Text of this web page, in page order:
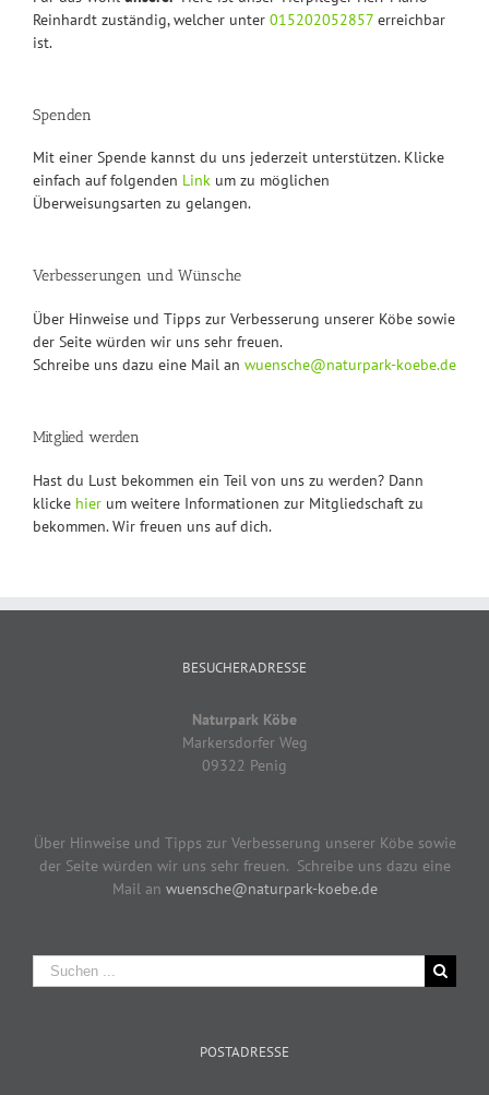
Reinhardt zuständig, welcher unter 015202052857 erreichbar
ist.
Spenden
Mit einer Spende kannst du uns jederzeit unterstützen. Klicke
einfach auf folgenden Link um zu möglichen
Überweisungsarten zu gelangen.
Verbesserungen und Wünsche
Über Hinweise und Tipps zur Verbesserung unserer Köbe sowie
der Seite würden wir uns sehr freuen.
Schreibe uns dazu eine Mail an wuensche@naturpark-koebe.de
Mitglied werden
Hast du Lust bekommen ein Teil von uns zu werden? Dann
klicke hier um weitere Informationen zur Mitgliedschaft zu
bekommen. Wir freuen uns auf dich.
BESUCHERADRESSE
Naturpark Köbe
Markersdorfer Weg
09322 Penig
Über Hinweise und Tipps zur Verbesserung unserer Köbe sowie
der Seite würden wir uns sehr freuen. Schreibe uns dazu eine
Mail an wuensche@naturpark-koebe.de
Suche
nach:
POSTADRESSE